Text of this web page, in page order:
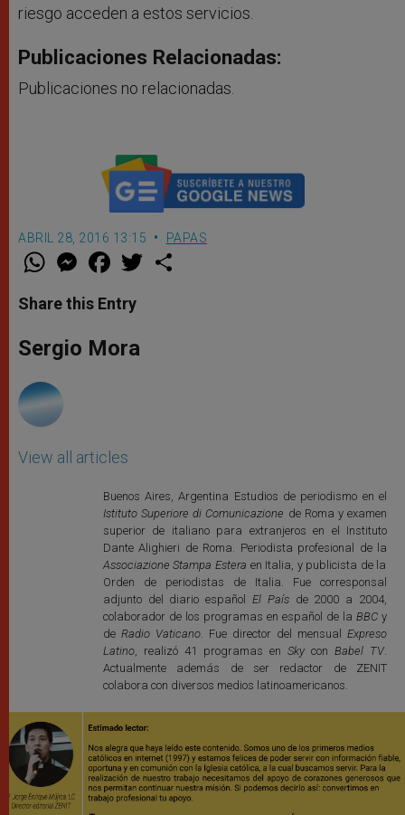
riesgo acceden a estos servicios.
Publicaciones Relacionadas:
Publicaciones no relacionadas.
ABRIL 28, 2016 13:15 PAPAS
W
t
s
p
p
M
e
s
e
g
e
F
a
e
b
o
k
w
Share this Entry
Sergio Mora
View all articles
Buenos Aires, Argentina Estudios de periodismo en el
Istituto Superiore di Comunicazione de Roma y examen
superior de italiano para extranjeros en el Instituto
Dante Alighieri de Roma. Periodista profesional de la
Associazione Stampa Estera en Italia, y publicista de la
Orden de periodistas de Italia. Fue corresponsal
adjunto del diario españolEl Paísde 2000 a 2004,
colaborador de los programas en español de la BBCy
de Radio Vaticano. Fue director del mensualExpreso
Latino, realizó 41 programas en Skycon Babel TV.
Actualmente además de ser redactor de ZENIT
colabora con diversos medios latinoamericanos.